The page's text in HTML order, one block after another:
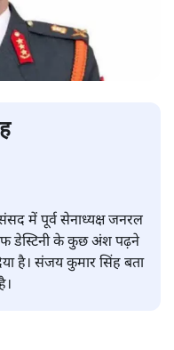
में पूर्व सेनाध्यक्ष जनरल
डेस्टिनी के कुछ अंश पढ़ने
है। संजय कुमार सिंह बता